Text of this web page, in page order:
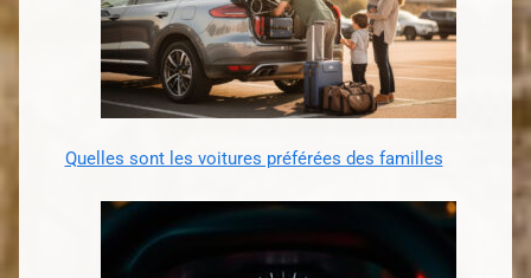
Quelles sont les voitures préférées des familles